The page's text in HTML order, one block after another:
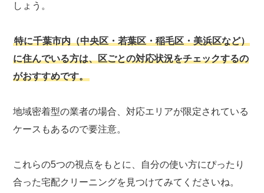
しょう。
特に千葉市内（中央区・若葉区・稲毛区・美浜区など）
に住んでいる方は、区ごとの対応状況をチェックするの
がおすすめです。
地域密着型の業者の場合、対応エリアが限定されている
ケースもあるので要注意。
これらの5つの視点をもとに、自分の使い方にぴったり
合った宅配クリーニングを見つけてみてくださいね。